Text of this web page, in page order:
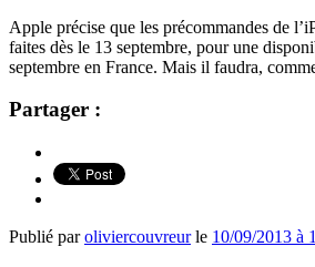
Apple précise que les précommandes de
faites dès le 13 septembre, pour une
septembre en France. Mais il faudra,
Partager :
Publié paroliviercouvreurle 10/09/2013 à